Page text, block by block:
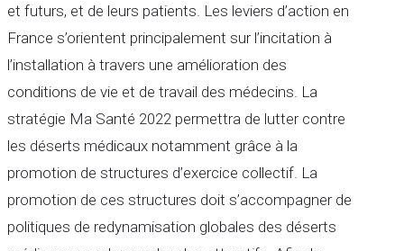
et futurs, et de leurs patients. Les leviers d’action en
France s’orientent principalement sur l’incitation à
l’installation à travers une amélioration des
conditions de vie et de travail des médecins. La
stratégie Ma Santé 2022 permettra de lutter contre
les déserts médicaux notamment grâce à la
promotion de structures d’exercice collectif. La
promotion de ces structures doit s’accompagner de
politiques de redynamisation globales des déserts